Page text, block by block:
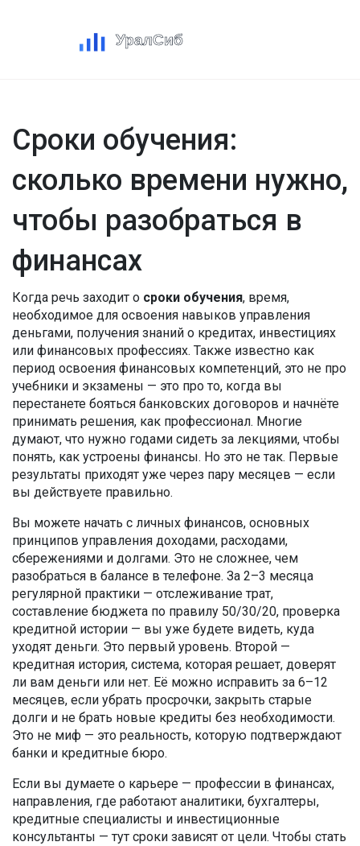
Сроки обучения:
сколько времени нужно,
чтобы разобраться в
финансах
Когда речь заходит о сроки обучения, время,
необходимое для освоения навыков управления
деньгами, получения знаний о кредитах, инвестициях
или финансовых профессиях. Также известно как
период освоения финансовых компетенций, это не про
учебники и экзамены — это про то, когда вы
перестанете бояться банковских договоров и начнёте
принимать решения, как профессионал. Многие
думают, что нужно годами сидеть за лекциями, чтобы
понять, как устроены финансы. Но это не так. Первые
результаты приходят уже через пару месяцев — если
вы действуете правильно.
Вы можете начать с личных финансов, основных
принципов управления доходами, расходами,
сбережениями и долгами. Это не сложнее, чем
разобраться в балансе в телефоне. За 2–3 месяца
регулярной практики — отслеживание трат,
составление бюджета по правилу 50/30/20, проверка
кредитной истории — вы уже будете видеть, куда
уходят деньги. Это первый уровень. Второй —
кредитная история, система, которая решает, доверят
ли вам деньги или нет. Её можно исправить за 6–12
месяцев, если убрать просрочки, закрыть старые
долги и не брать новые кредиты без необходимости.
Это не миф — это реальность, которую подтверждают
банки и кредитные бюро.
Если вы думаете о карьере — профессии в финансах,
направления, где работают аналитики, бухгалтеры,
кредитные специалисты и инвестиционные
консультанты — тут сроки зависят от цели. Чтобы стать